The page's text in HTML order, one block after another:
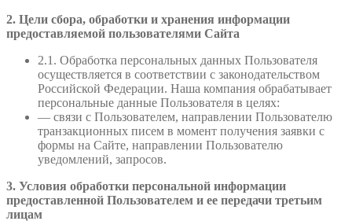
2. Цели сбора, обработки и хранения информации
предоставляемой пользователями Сайта
2.1. Обработка персональных данных Пользователя
осуществляется в соответствии с законодательством
Российской Федерации. Наша компания обрабатывает
персональные данные Пользователя в целях:
— связи с Пользователем, направлении Пользователю
транзакционных писем в момент получения заявки с
формы на Сайте, направлении Пользователю
уведомлений, запросов.
3. Условия обработки персональной информации
предоставленной Пользователем и ее передачи третьим
лицам